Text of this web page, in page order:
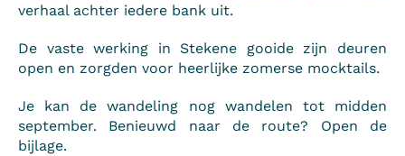
verhaal achter iedere bank uit.
De vaste werking in Stekene gooide zijn deuren
open en zorgden voor heerlijke zomerse mocktails.
Je kan de wandeling nog wandelen tot midden
september. Benieuwd naar de route? Open de
bijlage.